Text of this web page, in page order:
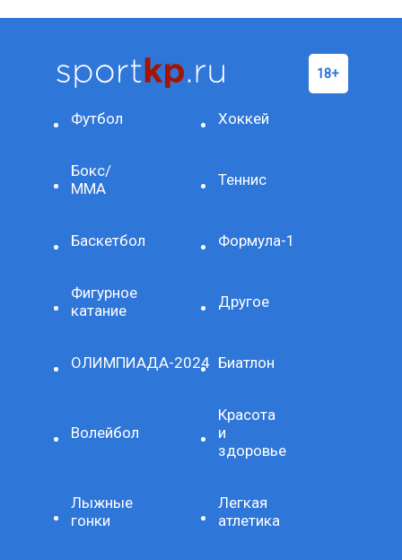
Футбол Хоккей
Бокс/
ММА
Теннис
Баскетбол Формула-1
Фигурное
катание
Другое
ОЛИМПИАДА-2024 Биатлон
Волейбол
Красота
и
здоровье
Лыжные
гонки
Легкая
атлетика